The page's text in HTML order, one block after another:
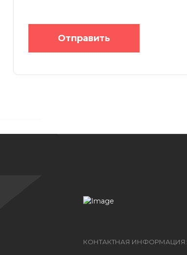
Отправить
КОНТАКТНАЯ ИНФОРМАЦИЯ: